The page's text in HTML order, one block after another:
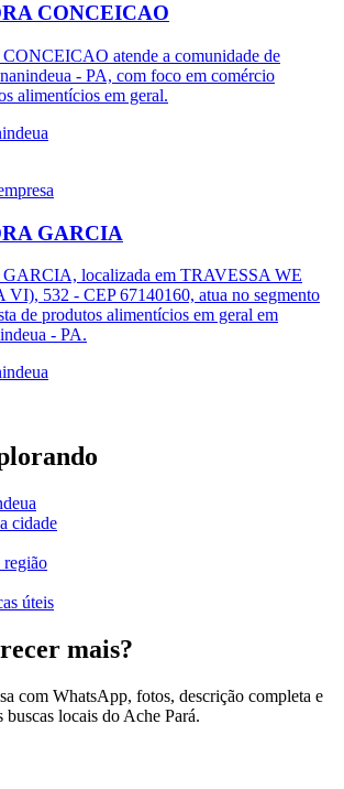
CONCEICAO
atende a comunidade de
- PA, com foco em comércio
alimentícios em geral.
GARCIA
localizada em TRAVESSA WE
532 - CEP 67140160, atua no segmento
de produtos alimentícios em geral em
- PA.
cidade
região
úteis
mais?
com WhatsApp, fotos, descrição completa e
locais do Ache Pará.